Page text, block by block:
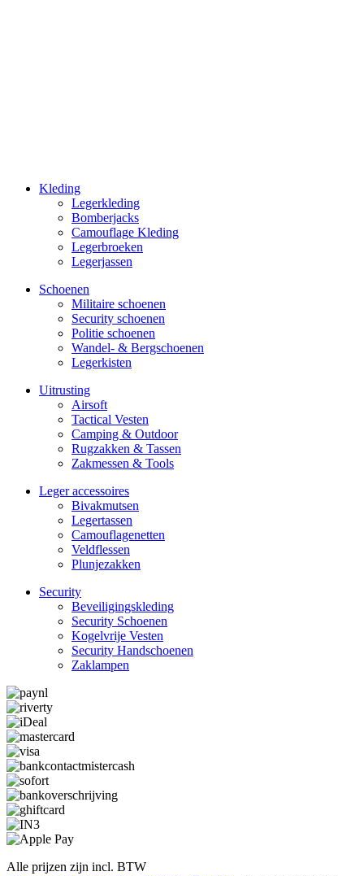
Kleding
Legerkleding
Bomberjacks
Camouflage Kleding
Legerbroeken
Legerjassen
Schoenen
Militaire schoe­nen
Security schoenen
Politie schoenen
Wandel- & Berg­­schoenen
Legerkisten
Uitrusting
Airsoft
Tactical Ves­ten
Camping & Outdoor
Rugzakken & Tassen
Zakmessen & Tools
Leger accessoires
Bivakmutsen
Legertassen
Camouflage­­netten
Veldflessen
Plunjezakken
Security
Beveiligings­­kleding
Security Schoenen
Kogelvrije Vesten
Security Hand­­schoenen
Zaklampen
Alle prijzen zijn incl. BTW